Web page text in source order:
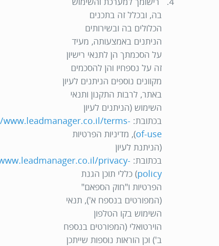
בה, ובכלל זה בתכנים
הכלולים בה ובשירותים
הניתנים באמצעותה, מעיד
על הסכמתך הן לתנאי רישיון
זה על נספחיו והן להסכמים
מקוונים נוספים הניתנים לעיון
באתר, לרבות התקנון ותנאי
השימוש (הניתנים לעיון
בכתובת: terms-
of-use), מדיניות הפרטיות
(הניתנת לעיון
בכתובת: privacy-
policy) כללי תוכן הגנת
הפרטיות ו"חוק הספאם"
(המפורטים בנספח א'), תנאי
השימוש בקו הטלפון
הוירטואלי (המפורטים בנספח
ב') וכן הוראות נוספות שייתכן